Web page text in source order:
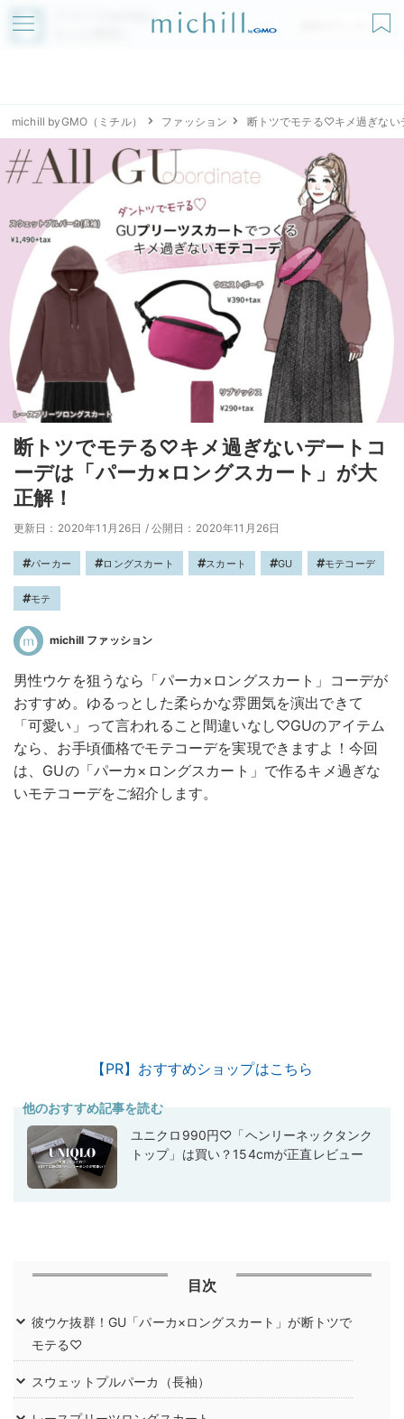
アプリでmichillが
無料ダウンロード
michill byGMO（ミチル） ファッション 断トツでモテる♡キメ過ぎない
断トツでモテる♡キメ過ぎないデートコ
ーデは「パーカ×ロングスカート」が大
正解！
更新日：2020年11月26日 / 公開日：2020年11月26日
パーカー ロングスカート スカート GU モテコーデ
モテ
michill ファッション
男性ウケを狙うなら「パーカ×ロングスカート」コーデが
おすすめ。ゆるっとした柔らかな雰囲気を演出できて
「可愛い」って言われること間違いなし♡GUのアイテム
なら、お手頃価格でモテコーデを実現できますよ！今回
は、GUの「パーカ×ロングスカート」で作るキメ過ぎな
いモテコーデをご紹介します。
【PR】おすすめショップはこちら
他のおすすめ記事を読む
ユニクロ990円♡「ヘンリーネックタンク
トップ」は買い？154cmが正直レビュー
目次
彼ウケ抜群！GU「パーカ×ロングスカート」が断トツで
モテる♡
スウェットプルパーカ（長袖）